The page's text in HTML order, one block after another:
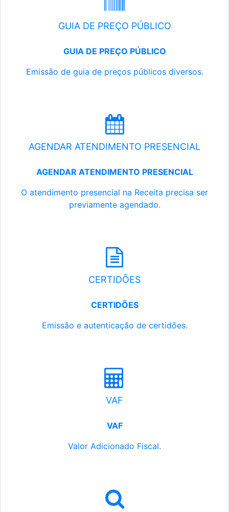
GUIA DE PREÇO PÚBLICO
GUIA DE PREÇO PÚBLICO
Emissão de guia de preços públicos diversos.
AGENDAR ATENDIMENTO PRESENCIAL
AGENDAR ATENDIMENTO PRESENCIAL
O atendimento presencial na Receita precisa ser
previamente agendado.
CERTIDÕES
CERTIDÕES
Emissão e autenticação de certidões.
VAF
VAF
Valor Adicionado Fiscal.